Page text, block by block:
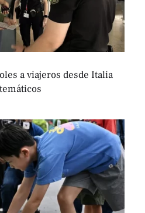
a viajeros desde Italia